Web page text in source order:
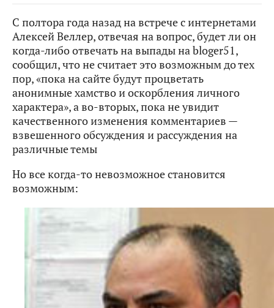
С полтора года назад на встрече с интернетами
Алексей Веллер, отвечая на вопрос, будет ли он
когда-либо отвечать на выпады на bloger51,
сообщил, что не считает это возможным до тех
пор, «пока на сайте будут процветать
анонимные хамство и оскорбления личного
характера», а во-вторых, пока не увидит
качественного изменения комментариев —
взвешенного обсуждения и рассуждения на
различные темы
Но все когда-то невозможное становится
возможным: